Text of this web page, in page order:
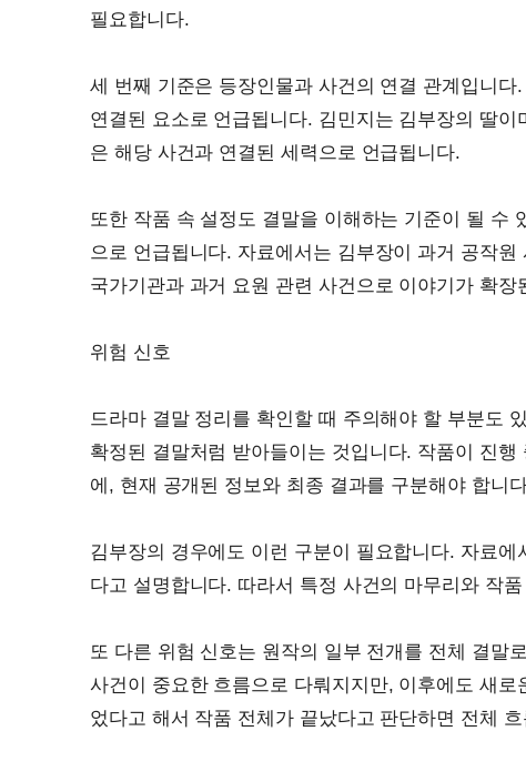
필요합니다.
세 번째 기준은 등장인물과 사건의 연결 관계입니
연결된 요소로 언급됩니다. 김민지는 김부장의 딸
은 해당 사건과 연결된 세력으로 언급됩니다.
또한 작품 속 설정도 결말을 이해하는 기준이 될 수
으로 언급됩니다. 자료에서는 김부장이 과거 공작
국가기관과 과거 요원 관련 사건으로 이야기가 확장
위험 신호
드라마 결말 정리를 확인할 때 주의해야 할 부분도
확정된 결말처럼 받아들이는 것입니다. 작품이 진
에, 현재 공개된 정보와 최종 결과를 구분해야 합니
김부장의 경우에도 이런 구분이 필요합니다. 자료
다고 설명합니다. 따라서 특정 사건의 마무리와 작
또 다른 위험 신호는 원작의 일부 전개를 전체 결말
사건이 중요한 흐름으로 다뤄지지만, 이후에도 새
었다고 해서 작품 전체가 끝났다고 판단하면 전체